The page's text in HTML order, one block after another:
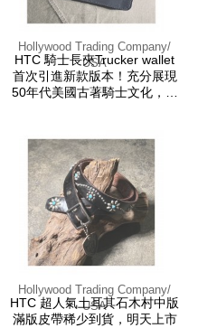
Hollywood Trading Company/
USA
HTC 騎士長夾Trucker wallet
首次引進新款版本！充分展現
50年代美國古著騎士文化，直
Hollywood Trading Company/
USA
HTC 超人氣土耳其石木村中版
滿版皮帶稀少到貨，明天上市